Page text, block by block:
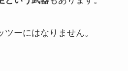
ーにはなりません。